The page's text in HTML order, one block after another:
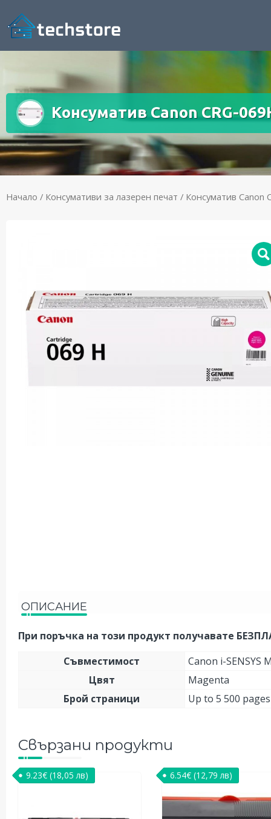
Консуматив Canon CRG-
Начало / Консумативи за лазерен печат / Консуматив Canon
ОПИСАНИЕ
При поръчка на този продукт получавате
Съвместимост
Canon i-SENSYS
Цвят
Magenta
Брой страници
Up to 5 500 pages
Свързани продукти
9.23€ (18,05 лв) 6.54€ (12,79 лв)